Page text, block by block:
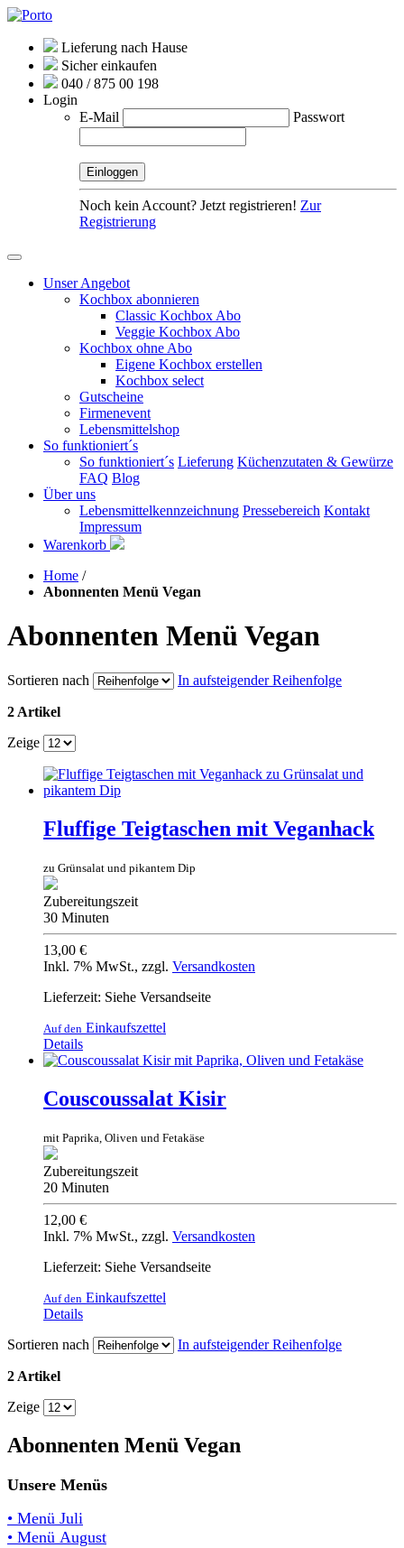
Lieferung nach Hause
Sicher einkaufen
040 / 875 00 198
Login
E-Mail
Passwort
Noch kein Account? Jetzt registrieren! Zur
Registrierung
Unser Angebot
Kochbox abonnieren
Classic Kochbox Abo
Veggie Kochbox Abo
Kochbox ohne Abo
Eigene Kochbox erstellen
Kochbox select
Gutscheine
Firmenevent
Lebensmittelshop
So funktioniert´s
So funktioniert´s Lieferung Küchenzutaten & Gewürze
FAQ Blog
Über uns
Lebensmittelkennzeichnung Pressebereich Kontakt
Impressum
Warenkorb
Home /
Abonnenten Menü Vegan
Abonnenten Menü Vegan
Sortieren nach In aufsteigender Reihenfolge
2 Artikel
Zeige
Fluffige Teigtaschen mit Veganhack
zu Grünsalat und pikantem Dip
Zubereitungszeit
30 Minuten
13,00 €
Inkl. 7% MwSt., zzgl. Versandkosten
Lieferzeit: Siehe Versandseite
Auf den Einkaufszettel
Details
Couscoussalat Kisir
mit Paprika, Oliven und Fetakäse
Zubereitungszeit
20 Minuten
12,00 €
Inkl. 7% MwSt., zzgl. Versandkosten
Lieferzeit: Siehe Versandseite
Auf den Einkaufszettel
Details
Sortieren nach
In aufsteigender Reihenfolge
2 Artikel
Zeige
Abonnenten Menü Vegan
Unsere Menüs
• Menü Juli
• Menü August